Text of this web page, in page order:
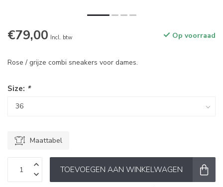
€79,00 Incl. btw Op voorraad
Rose / grijze combi sneakers voor dames.
Size: *
Maattabel
TOEVOEGEN AAN WINKELWAGEN